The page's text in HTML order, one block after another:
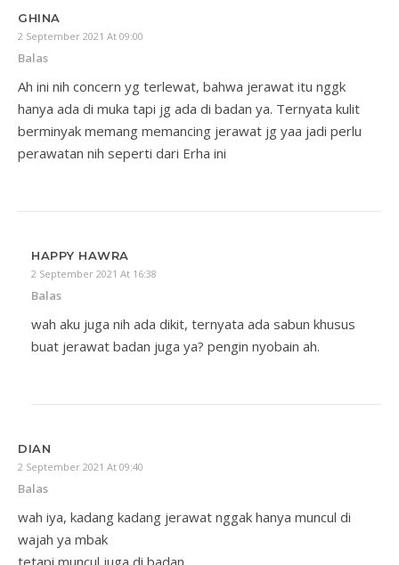
GHINA
2 September 2021 At 09:00
Balas
Ah ini nih concern yg terlewat, bahwa jerawat itu nggk
hanya ada di muka tapi jg ada di badan ya. Ternyata kulit
berminyak memang memancing jerawat jg yaa jadi perlu
perawatan nih seperti dari Erha ini
HAPPY HAWRA
2 September 2021 At 16:38
Balas
wah aku juga nih ada dikit, ternyata ada sabun khusus
buat jerawat badan juga ya? pengin nyobain ah.
DIAN
2 September 2021 At 09:40
Balas
wah iya, kadang kadang jerawat nggak hanya muncul di
wajah ya mbak